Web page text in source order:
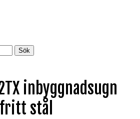
Sök
inbyggnadsugn
stål